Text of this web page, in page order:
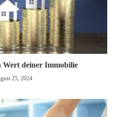
Wert deiner Immobilie
25, 2024